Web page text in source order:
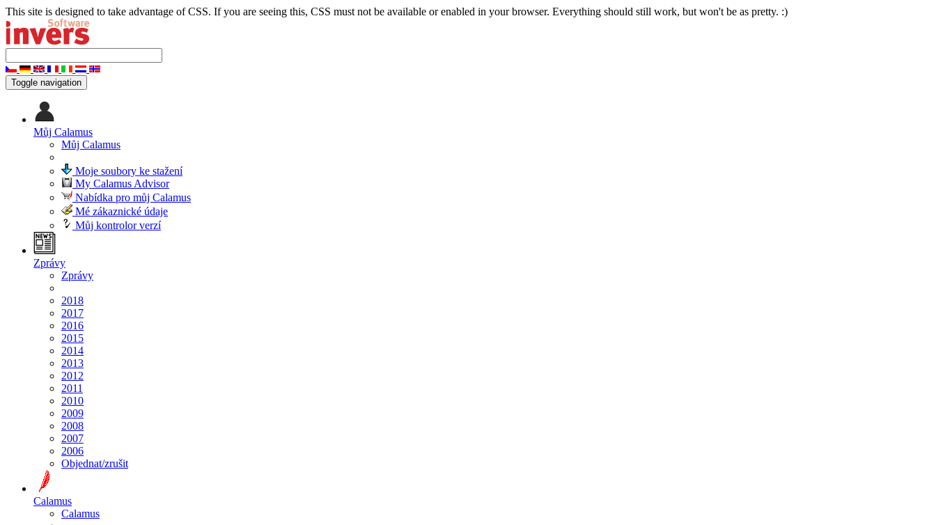
This site is designed to take advantage of CSS. If you are seeing this, CSS must not be available or enabled in your browser. Everything should still work, but won't be as pretty. :)
Toggle navigation
Můj Calamus
Můj Calamus
Moje soubory ke stažení
My Calamus Advisor
Nabídka pro můj Calamus
Mé zákaznické údaje
Můj kontrolor verzí
Zprávy
Zprávy
2018
2017
2016
2015
2014
2013
2012
2011
2010
2009
2008
2007
2006
Objednat/zrušit
Calamus
Calamus